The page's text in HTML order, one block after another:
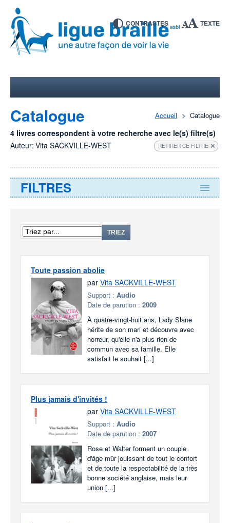
CONTRASTES TEXTE
Accueil Catalogue
Catalogue
4 livres correspondent à votre recherche avec le(s) filtre(s)
Auteur: Vita SACKVILLE-WEST RETIRER CE FILTRE
FILTRES
TRIEZ
Toute passion abolie
par Vita SACKVILLE-WEST
Support : Audio
Date de parution : 2009
À quatre-vingt-huit ans, Lady Slane
hérite de son mari et découvre avec
horreur, qu'elle n'a plus rien de
commun avec sa famille. Elle
satisfait le souhait [...]
Plus jamais d'invités !
par Vita SACKVILLE-WEST
Support : Audio
Date de parution : 2007
Rose et Walter forment un couple
d'âge mûr jouissant de tout le confort
et de toute la respectabilité de la très
bonne société anglaise, mais leur
union [...]